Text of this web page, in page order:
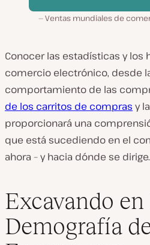
Ventas mundiales de
Conocer las estadísticas y los
comercio electrónico, desde
comportamiento de las
de los carritos de compras y
proporcionará una
que está sucediendo en el
ahora – y hacia dónde se dirige.
Excavando en
Demografía